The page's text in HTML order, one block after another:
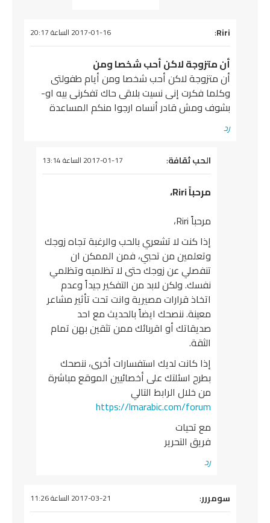
يقول
Riri
: 2017-01-16 الساعة 20:17
أن متزوجة لاكن أحب شخصا ومن
أن متزوجة لاكن أحب شخصا ومن أيام طفولتى
وكلما فكرت إنى نسيت بلاقى حاك تفكرنى بيه او-
بشوف ومش قادر أنساه ارجوا منكم المساعدة
رد
يقول
الحب ثقافة: 2017-01-17 الساعة 13:14
مرحباً Riri،
مرحباً Riri،
إذا كنت لا تشعري بالحب والرغبة تجاه زوجك
وتعلمين من تحبي، فمن الممكن ان
تنفصلي عن زوجك حتى لا تظلميه وتظلمي
نفسك. ولكن لابد من التفكير جيداً وعدم
اتخاذ قرارات مصيرية وانت تحت تأثير مشاعر
معينة. ننصحك ايضاً بالحديث مع احد
صديقاتك أو اقربائك ممن تثقين بهن تمام
الثقة.
إذا كانت لديك استفسارات أخرى، ننصحك
بطرح اسئلتك على أخصائيين الموقع مباشرة
من خلال الرابط التالي
https://lmarabic.com/forum
مع تحيات
فريق التحرير
رد
يقول
سومررر: 2017-03-21 الساعة 11:26